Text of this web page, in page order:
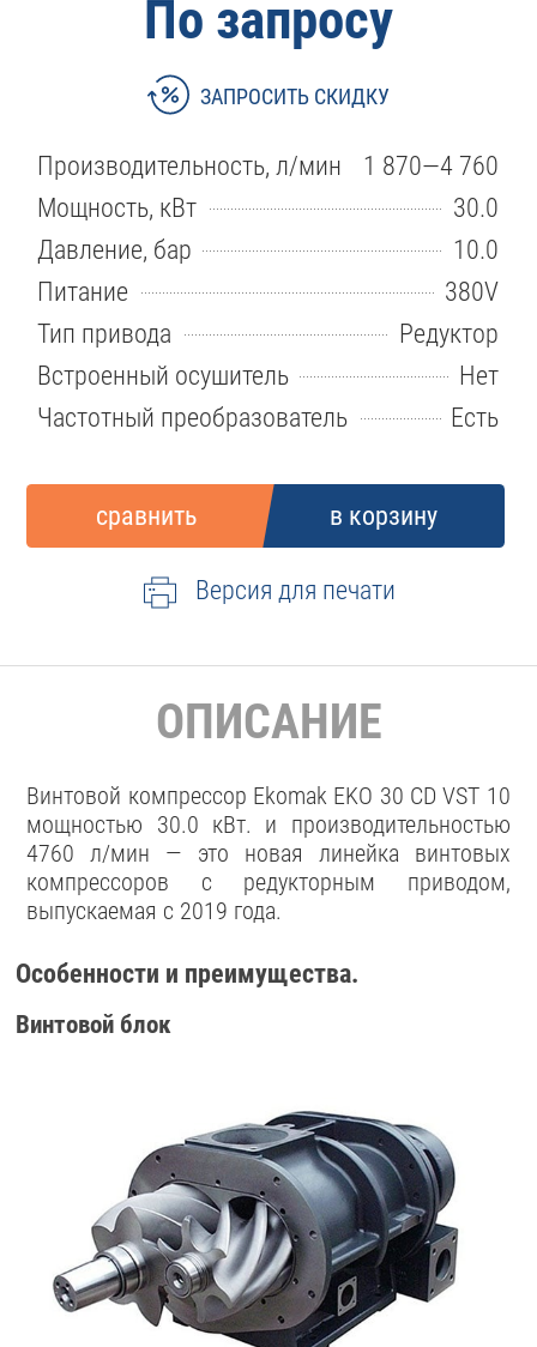
По запросу
ЗАПРОСИТЬ СКИДКУ
Производительность, л/мин
1 870—4 760
Мощность, кВт
30.0
Давление, бар
10.0
Питание
380V
Тип привода
Редуктор
Встроенный осушитель
Нет
Частотный преобразователь
Есть
Версия для печати
ОПИСАНИЕ
Винтовой компрессор Ekomak EKO 30 CD VST 10
мощностью 30.0 кВт. и производительностью
4760 л/мин — это новая линейка винтовых
компрессоров с редукторным приводом,
выпускаемая с 2019 года.
Особенности и преимущества.
Винтовой блок